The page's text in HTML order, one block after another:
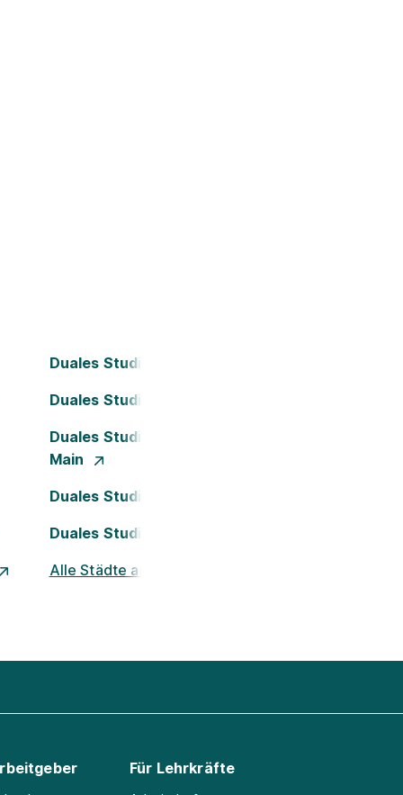
Duales Studium Bielefeld
Duales Studium Dortmund
Duales Studium Frankfurt am
Main
Duales Studium Köln
Duales Studium Nürnberg
Alle Städte ansehen
Für Lehrkräfte